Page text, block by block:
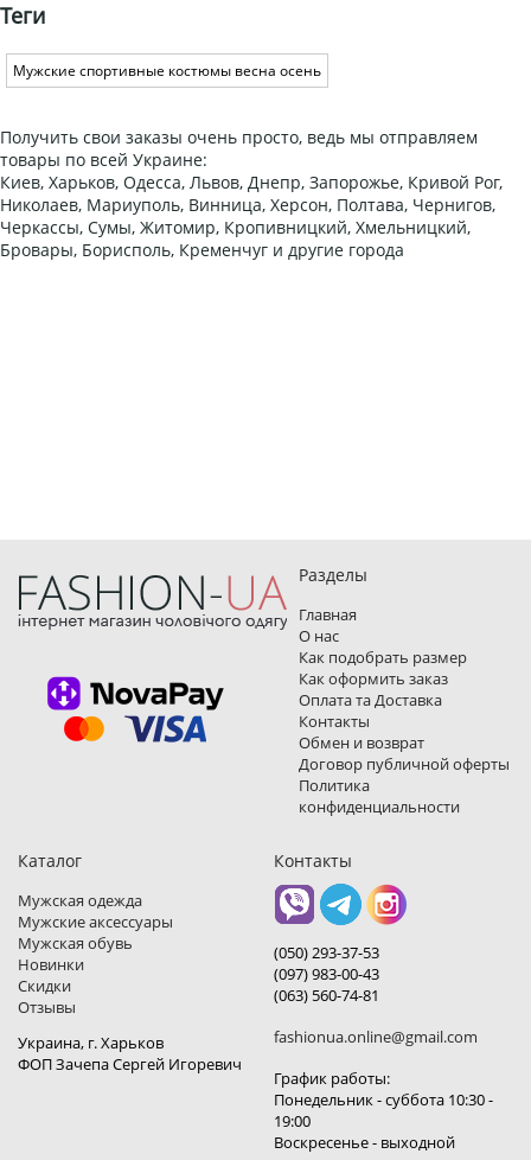
Теги
Мужские спортивные костюмы весна осень
Получить свои заказы очень просто, ведь мы отправляем
товары по всей Украине:
Киев, Харьков, Одесса, Львов, Днепр, Запорожье, Кривой Рог,
Николаев, Мариуполь, Винница, Херсон, Полтава, Чернигов,
Черкассы, Сумы, Житомир, Кропивницкий, Хмельницкий,
Бровары, Борисполь, Кременчуг и другие города
Разделы
Главная
О нас
Как подобрать размер
Как оформить заказ
Оплата та Доставка
Контакты
Обмен и возврат
Договор публичной оферты
Политика
конфиденциальности
Каталог
Мужская одежда
Мужские аксессуары
Мужская обувь
Новинки
Скидки
Отзывы
Украина, г. Харьков
ФОП Зачепа Сергей Игоревич
Контакты
(050) 293-37-53
(097) 983-00-43
(063) 560-74-81
fashionua.online@gmail.com
График работы:
Понедельник - суббота 10:30 -
19:00
Воскресенье - выходной